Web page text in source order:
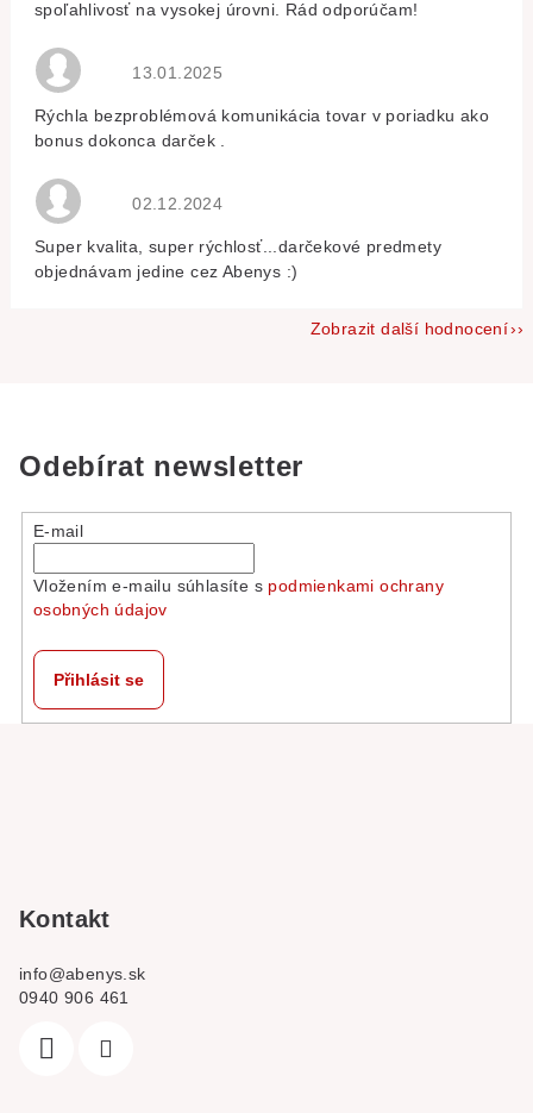
spoľahlivosť na vysokej úrovni. Rád odporúčam!
Hodnocení obchodu je 5 z 5 hvězdiček.
13.01.2025
Rýchla bezproblémová komunikácia tovar v poriadku ako
bonus dokonca darček .
Hodnocení obchodu je 5 z 5 hvězdiček.
02.12.2024
Super kvalita, super rýchlosť...darčekové predmety
objednávam jedine cez Abenys :)
Zobrazit další hodnocení
Odebírat newsletter
E-mail
Vložením e-mailu súhlasíte s podmienkami ochrany
osobných údajov
Přihlásit se
Kontakt
info@abenys.sk
0940 906 461